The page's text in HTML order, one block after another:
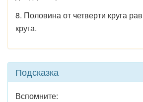
8. Половина от четверти круга
круга.
Подсказка
Вспомните: